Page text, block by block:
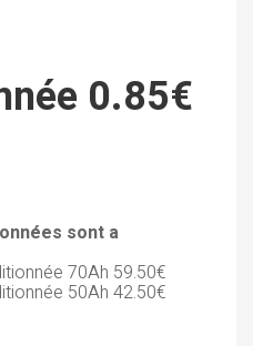
0.85€
sont a
70Ah 59.50€
50Ah 42.50€